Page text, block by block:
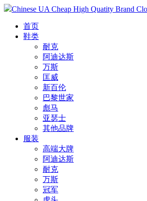
Chinese UA Cheap High Quatity Brand
首页
鞋类
耐克
阿迪达斯
万斯
匡威
新百伦
巴黎世家
彪马
亚瑟士
其他品牌
服装
高端大牌
阿迪达斯
耐克
万斯
冠军